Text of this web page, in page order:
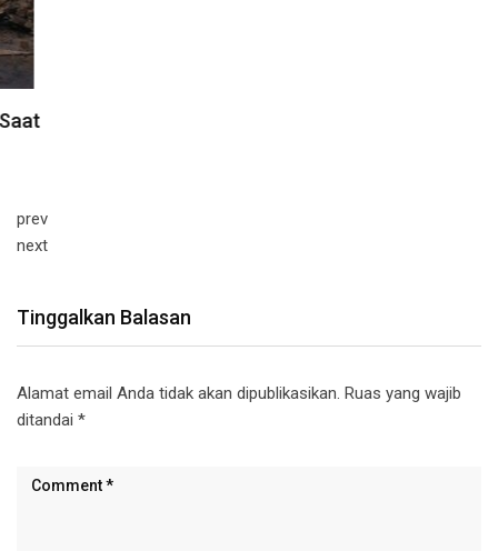
prev
next
Tinggalkan Balasan
Alamat email Anda tidak akan dipublikasikan. Ruas yang wajib
ditandai *